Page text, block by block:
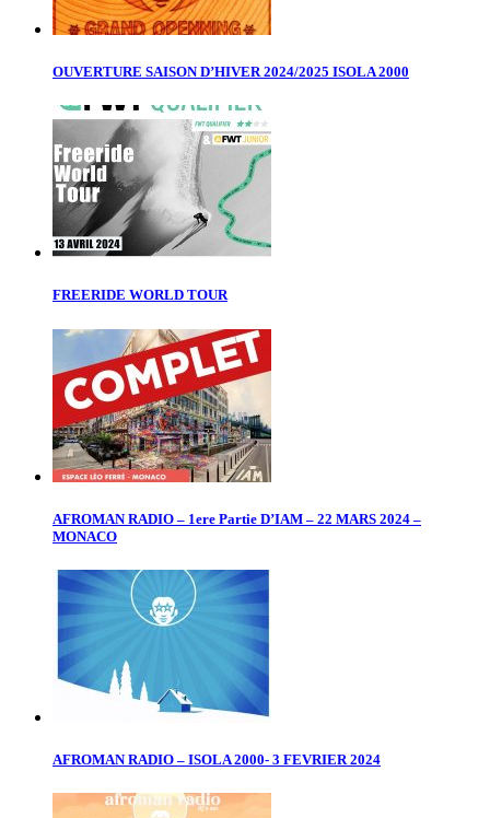
OUVERTURE SAISON D’HIVER 2024/2025 ISOLA 2000
FREERIDE WORLD TOUR
AFROMAN RADIO – 1ere Partie D’IAM – 22 MARS 2024 –
MONACO
AFROMAN RADIO – ISOLA 2000- 3 FEVRIER 2024